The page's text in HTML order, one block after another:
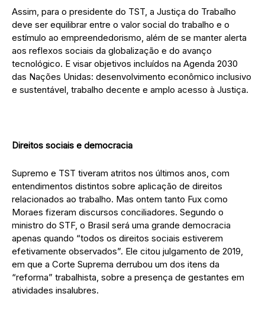
Assim, para o presidente do TST, a Justiça do Trabalho
deve ser equilibrar entre o valor social do trabalho e o
estímulo ao empreendedorismo, além de se manter alerta
aos reflexos sociais da globalização e do avanço
tecnológico. E visar objetivos incluídos na Agenda 2030
das Nações Unidas: desenvolvimento econômico inclusivo
e sustentável, trabalho decente e amplo acesso à Justiça.
Direitos sociais e democracia
Supremo e TST tiveram atritos nos últimos anos, com
entendimentos distintos sobre aplicação de direitos
relacionados ao trabalho. Mas ontem tanto Fux como
Moraes fizeram discursos conciliadores. Segundo o
ministro do STF, o Brasil será uma grande democracia
apenas quando “todos os direitos sociais estiverem
efetivamente observados”. Ele citou julgamento de 2019,
em que a Corte Suprema derrubou um dos itens da
“reforma” trabalhista, sobre a presença de gestantes em
atividades insalubres.